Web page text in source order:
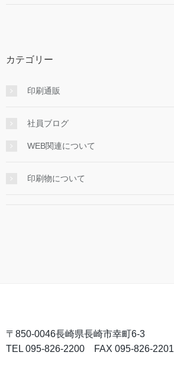
カテゴリー
印刷通販
社員ブログ
WEB関連について
印刷物について
〒850-0046長崎県長崎市幸町6-3
TEL 095-826-2200 FAX 095-826-2201